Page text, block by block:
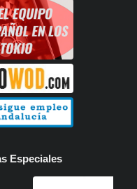
Especiales